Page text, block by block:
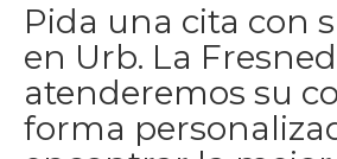
Pida una cita con
en Urb. La
atenderemos su
forma